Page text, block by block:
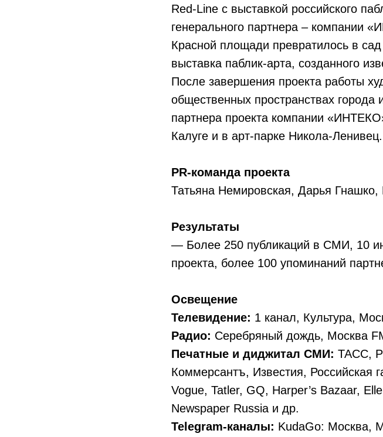
Red-Line c выставкой российского
генерального партнера – компании
Красной площади превратилось в
выставка паблик-арта, созданного
После завершения проекта работы
общественных пространствах города
партнера проекта компании
Калуге и в арт-парке Никола-Ленивец.
PR-команда проекта
Татьяна Немировская, Дарья
Результаты
— Более 250 публикаций в СМИ, 10
проекта, более 100 упоминаний
Освещение
Телевидение: 1 канал, Культура,
Радио: Серебряный дождь, Москва
Печатные и диджитал СМИ: ТАСС,
Коммерсантъ, Известия, Российская
Vogue, Tatler, GQ, Harper’s Bazaar,
Newspaper Russia и др.
Telegram-каналы: KudaGo: Москва,